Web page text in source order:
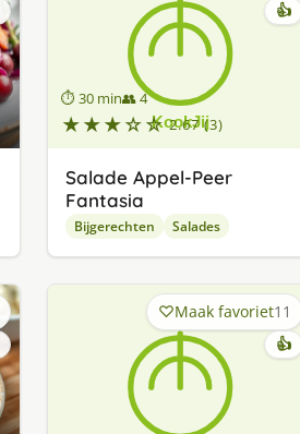
⏱ 30 min👥 4
★★★☆☆ 2.67 (3)
👍
Salade Appel-Peer
Fantasia
Bijgerechten Salades
Maak favoriet11
👍